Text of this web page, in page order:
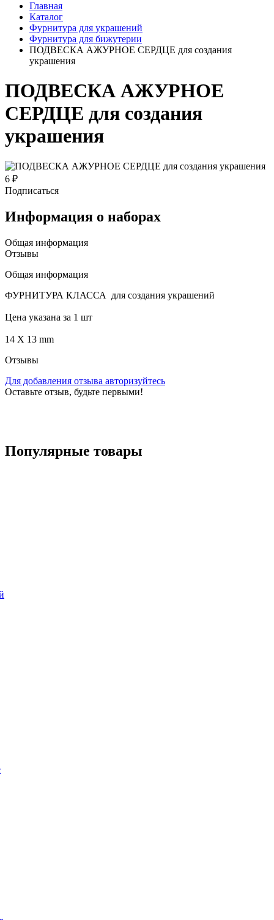
Главная
Каталог
Фурнитура для украшений
Фурнитура для бижутерии
ПОДВЕСКА АЖУРНОЕ СЕРДЦЕ для создания
украшения
ПОДВЕСКА АЖУРНОЕ
СЕРДЦЕ для создания
украшения
6 ₽
Подписаться
Информация о наборах
Общая информация
Отзывы
Общая информация
ФУРНИТУРА КЛАССА для создания украшений
Цена указана за 1 шт
14 X 13 mm
Отзывы
Для добавления отзыва авторизуйтесь
Оставьте отзыв, будьте первыми!
Популярные товары